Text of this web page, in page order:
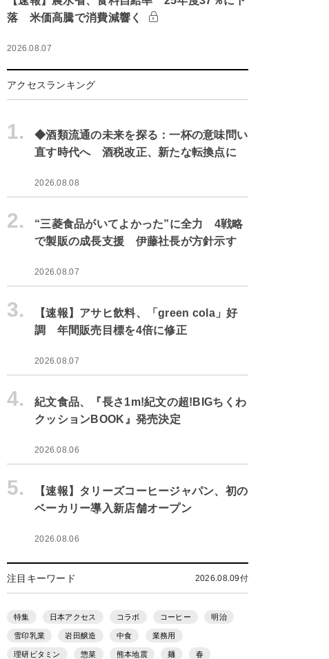
落 米価高騰で消費減響く
2026.08.07
アクセスランキング
1.
◆酒類流通の未来を探る：一杯の意味問い
直す時代へ 酒税改正、新たな転換点に
2026.08.08
2.
“三菱食品がいてよかった”に全力 4戦略
で製販の成長支援 伊藤社長が方針示す
2026.08.07
3.
【速報】アサヒ飲料、「green cola」好
調 年間販売目標を4倍に修正
2026.08.07
4.
紀文食品、『長さ1m!紀文の超!BIGちくわ
クッションBOOK』発売決定
2026.08.06
5.
【速報】タリーズコーヒージャパン、初の
ベーカリー導入新店舗オープン
2026.08.06
注目キーワード 2026.08.09付
特集 日本アクセス コラボ コーヒー 明治
雪印乳業 岩田醸造 中食 業務用
理研ビタミン 惣菜 熊本地震 麺 春